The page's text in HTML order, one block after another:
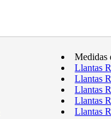
Medidas
Llantas
Llantas
Llantas
Llantas
Llantas